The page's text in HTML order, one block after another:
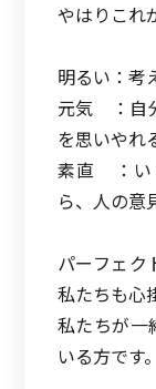
やはりこれ
明るい：考
元気 ：自
を思いやれ
素直 ：い
ら、人の意
パーフェク
私たちも心
私たちが一
いる方です。